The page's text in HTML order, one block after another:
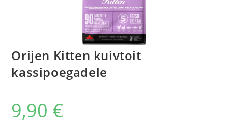
Orijen Kitten kuivtoit
kassipoegadele
9,90 €